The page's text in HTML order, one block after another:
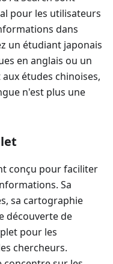
pour les utilisateurs
dans
un étudiant japonais
en anglais ou un
études chinoises,
n'est plus une
conçu pour faciliter
Sa
sa cartographie
découverte de
pour les
chercheurs.